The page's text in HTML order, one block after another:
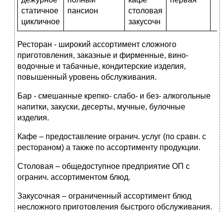
статичное
цикличное
пансион
столовая
закусочн
Ресторан - широкий ассортимент сложного
приготовления, заказные и фирменные, вино-
водочные и табачные, кондитерские изделия,
повышенный уровень обслуживания.
Бар - смешанные крепко- слабо- и без- алкогольные
напитки, закуски, десерты, мучные, булочные
изделия.
Кафе – предоставление огранич. услуг (по сравн. с
рестораном) а также по ассортименту продукции.
Столовая – общедоступное предприятие ОП с
огранич. ассортиментом блюд.
Закусочная – ограниченный ассортимент блюд
несложного приготовления быстрого обслуживания.